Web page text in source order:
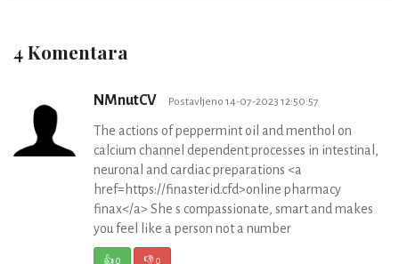
4 Komentara
NMnutCV Postavljeno 14-07-2023 12:50:57
The actions of peppermint oil and menthol on
calcium channel dependent processes in intestinal,
neuronal and cardiac preparations <a
href=https://finasterid.cfd>online pharmacy
finax</a> She s compassionate, smart and makes
you feel like a person not a number
👍0 👎0